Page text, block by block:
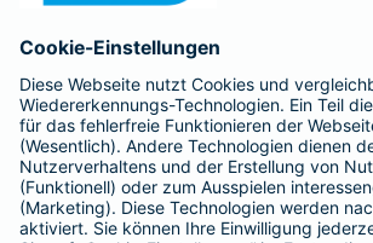
Ombudsmann für private Kranken- / Pflege-
Postfach 060222, 10052 Berlin
Impressum
Barmenia Versicherung - Susann Schuster
Badstr. 16
95444 Bayreuth
Tel. 0160 96602617
E-Mail susann.schuster@barmenia.de